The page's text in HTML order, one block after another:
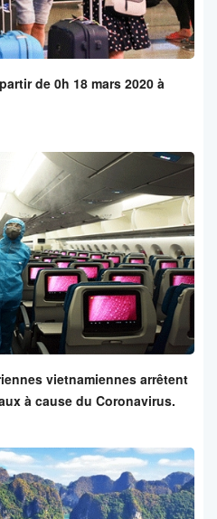
de 0h 18 mars 2020 à
vietnamiennes arrêtent
à cause du Coronavirus.